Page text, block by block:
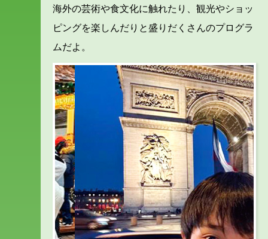
海外の芸術や食文化に触れたり、観光やショッ
ピングを楽しんだりと盛りだくさんのプログラ
ムだよ。